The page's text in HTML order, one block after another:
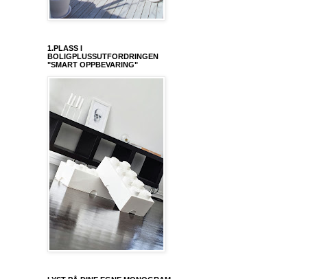
1.PLASS I
BOLIGPLUSSUTFORDRINGEN
"SMART OPPBEVARING"